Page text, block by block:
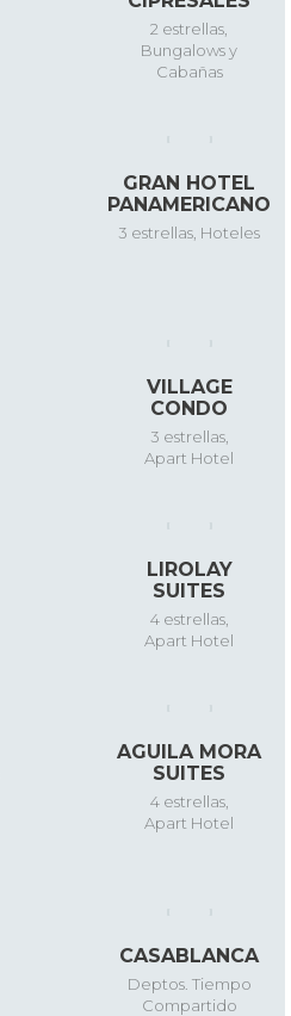
2 estrellas
Bungalows y
Cabañas
GRAN HOTEL
PANAMERICANO
3 estrellas Hoteles
VILLAGE
CONDO
3 estrellas,
Apart Hotel
LIROLAY
SUITES
4 estrellas,
Apart Hotel
AGUILA MORA
SUITES
4 estrellas,
Apart Hotel
CASABLANCA
Deptos. Tiempo
Compartido